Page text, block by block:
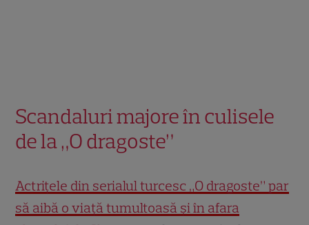
Scandaluri majore în culisele
de la „O dragoste”
Actrițele din serialul turcesc „O dragoste” par
să aibă o viață tumultoasă și în afara